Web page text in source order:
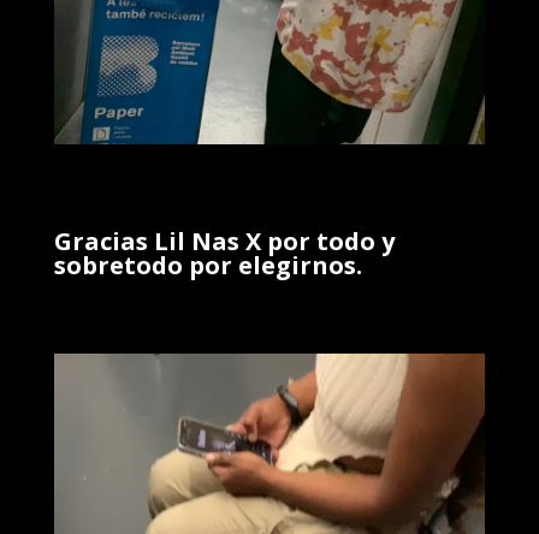
Gracias Lil Nas X por todo y
sobretodo por elegirnos.